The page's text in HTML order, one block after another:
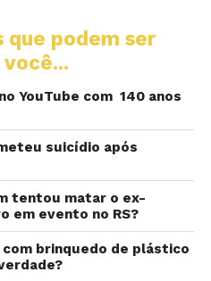
que podem ser
YouTube com 140 anos
suicídio após
tentou matar o ex-
em evento no RS?
com brinquedo de plástico